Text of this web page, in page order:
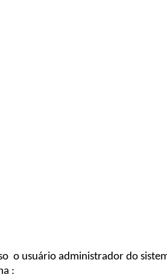
o usuário administrador do
: